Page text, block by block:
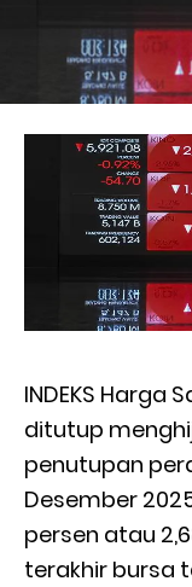
INDEKS Harga
ditutup
penutupan
Desember
persen atau
terakhir bursa